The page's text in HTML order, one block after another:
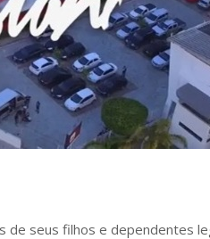
de seus filhos e dependentes